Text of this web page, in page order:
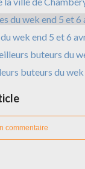
wek end 5 et 6
buteurs du
commentaire